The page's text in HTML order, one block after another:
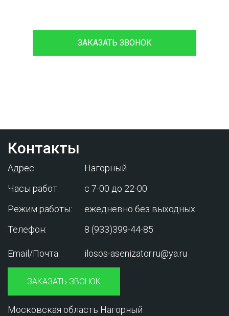
ЗАКАЗАТЬ ЗВОНОК
Контакты
Адрес:
Нагорный
Часы работ:
с 7-00 до 22-00
Режим работы:
ежедневно без выходных
Телефон:
8 (933)399-44-85
Email/Почта: ilosos-asenizator.ru@ya.ru
ЗАКАЗАТЬ ЗВОНОК
Московская область Нагорный